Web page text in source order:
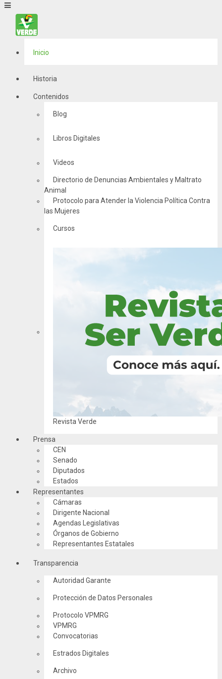
Inicio
Historia
Contenidos
Blog
Libros Digitales
Videos
Directorio de Denuncias Ambientales y Maltrato
Animal
Protocolo para Atender la Violencia Política Contra
las Mujeres
Cursos
Revista Verde
Prensa
CEN
Senado
Diputados
Estados
Representantes
Cámaras
Dirigente Nacional
Agendas Legislativas
Órganos de Gobierno
Representantes Estatales
Transparencia
Autoridad Garante
Protección de Datos Personales
Protocolo VPMRG
VPMRG
Convocatorias
Estrados Digitales
Archivo